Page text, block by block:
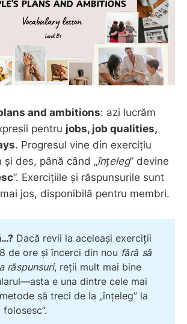
and ambitions: azi lucrăm
pentru jobs, job qualities,
. Progresul vine din exercițiu
des, până când „înțeleg” devine
”. Exercițiile și răspunsurile sunt
jos, disponibilă pentru membri.
Dacă revii la aceleași exerciții
de ore și încerci din nou fără să
răspunsuri, reții mult mai bine
e una dintre cele mai
să treci de la „înțeleg” la
folosesc”.